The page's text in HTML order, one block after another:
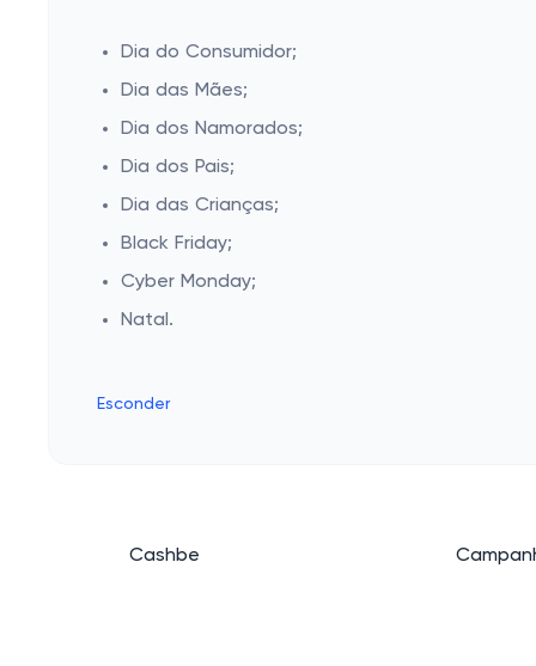
Dia do Consumidor;
Dia das Mães;
Dia dos Namorados;
Dia dos Pais;
Dia das Crianças;
Black Friday;
Cyber Monday;
Natal.
Esconder
Cashbe